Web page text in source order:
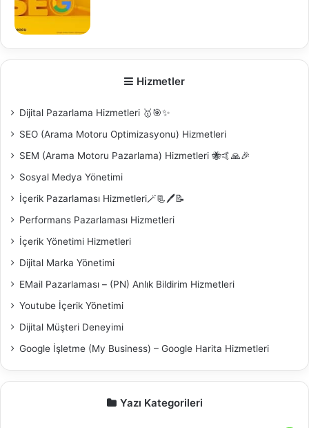
0
Hizmetler
Dijital Pazarlama Hizmetleri 🥇🎯✨
SEO (Arama Motoru Optimizasyonu) Hizmetleri
SEM (Arama Motoru Pazarlama) Hizmetleri 🐝🤙🙏🎉
Sosyal Medya Yönetimi
İçerik Pazarlaması Hizmetleri🪄📃🖊️📝
Performans Pazarlaması Hizmetleri
İçerik Yönetimi Hizmetleri
Dijital Marka Yönetimi
EMail Pazarlaması – (PN) Anlık Bildirim Hizmetleri
Youtube İçerik Yönetimi
Dijital Müşteri Deneyimi
Google İşletme (My Business) – Google Harita Hizmetleri
Yazı Kategorileri